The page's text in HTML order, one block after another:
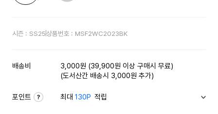
시즌 : SS25상품번호 : MSF2WC2023BK
배송비
3,000원 (39,900원 이상 구매시 무료)
(도서산간 배송시 3,000원 추가)
포인트 최대130P 적립